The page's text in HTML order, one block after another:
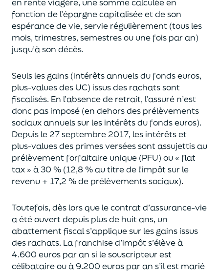
fonction de l’épargne capitalisée et deson
espérance de vie, servie régulièrement (tous les
mois, trimestres, semestres ou une fois par an)
jusqu’à son décès.
Seuls les gains (intérêts annuels du fonds euros,
plus-values des UC) issus des rachats sont
fiscalisés. En l’absence de retrait, l’assuré n’est
donc pas imposé (en dehors des prélèvements
sociaux annuels sur les intérêts du fonds euros).
Depuis le 27 septembre 2017, les intérêts et
plus-values des primes verséessont assujettis au
prélèvement forfaitaire unique (PFU) ou « flat
tax » à 30 % (12,8 % au titre de l’impôt sur le
revenu + 17,2 % de prélèvements sociaux).
Toutefois, dès lors que le contrat d’assurance-vie
a été ouvert depuis plus de huit ans, un
abattement fiscal s’applique sur les gains issus
des rachats. La franchise d’impôts’élève à
4.600 euros par an si le souscripteurest
célibataire ou à 9.200 euros par an s’il est marié